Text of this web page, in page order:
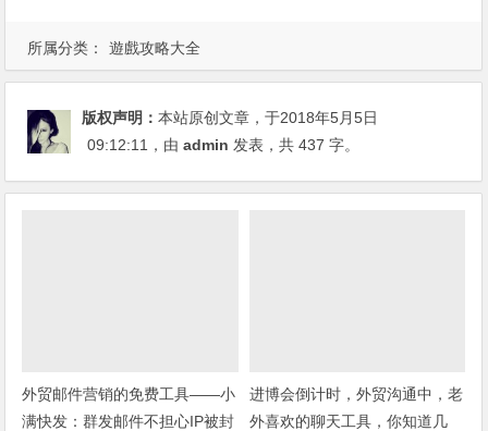
所属分类： 遊戲攻略大全
版权声明：本站原创文章，于2018年5月5日
09:12:11 ，由admin 发表，共 437 字。
外贸邮件营销的免费工具——小
满快发：群发邮件不担心IP被封
进博会倒计时，外贸沟通中，老
外喜欢的聊天工具，你知道几